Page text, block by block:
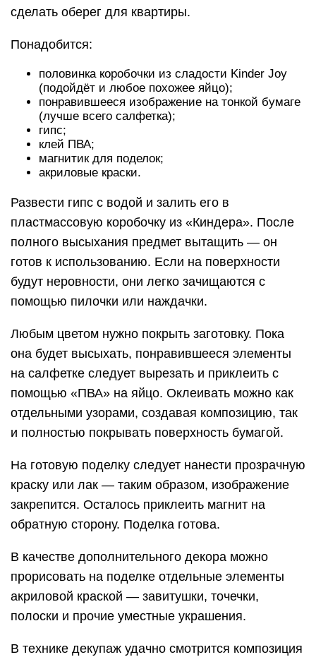
сделать оберег для квартиры.
Понадобится:
половинка коробочки из сладости Kinder Joy
(подойдёт и любое похожее яйцо);
понравившееся изображение на тонкой бумаге
(лучше всего салфетка);
гипс;
клей ПВА;
магнитик для поделок;
акриловые краски.
Развести гипс с водой и залить его в
пластмассовую коробочку из «Киндера». После
полного высыхания предмет вытащить — он
готов к использованию. Если на поверхности
будут неровности, они легко зачищаются с
помощью пилочки или наждачки.
Любым цветом нужно покрыть заготовку. Пока
она будет высыхать, понравившееся элементы
на салфетке следует вырезать и приклеить с
помощью «ПВА» на яйцо. Оклеивать можно как
отдельными узорами, создавая композицию, так
и полностью покрывать поверхность бумагой.
На готовую поделку следует нанести прозрачную
краску или лак — таким образом, изображение
закрепится. Осталось приклеить магнит на
обратную сторону. Поделка готова.
В качестве дополнительного декора можно
прорисовать на поделке отдельные элементы
акриловой краской — завитушки, точечки,
полоски и прочие уместные украшения.
В технике декупаж удачно смотрится композиция